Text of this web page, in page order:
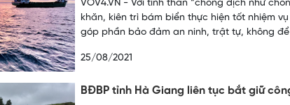
VOV4.VN - Với tinh thần “chống dịch như
khăn, kiên trì bám biển thực hiện tốt nhiệm
góp phần bảo đảm an ninh, trật tự, không
25/08/2021
BĐBP tỉnh Hà Giang liên tục bắt giữ